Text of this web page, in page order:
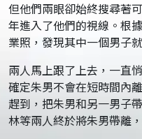
但他們兩眼卻始終搜尋著
年進入了他們的視線。根
業照，發現其中一個男子
兩人馬上跟了上去，一直
確定朱男不會在短時間內
趕到，把朱男和另一男子
林等兩人終於將朱男帶離